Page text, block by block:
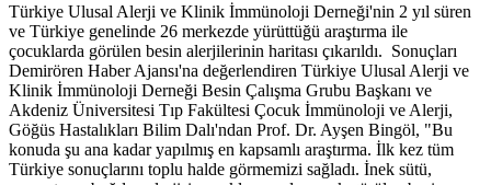
Türkiye Ulusal Alerji ve Klinik İmmünoloji Derneği'nin 2 yıl süren
ve Türkiye genelinde 26 merkezde yürüttüğü araştırma ile
çocuklarda görülen besin alerjilerinin haritası çıkarıldı. Sonuçları
Demirören Haber Ajansı'na değerlendiren Türkiye Ulusal Alerji ve
Klinik İmmünoloji Derneği Besin Çalışma Grubu Başkanı ve
Akdeniz Üniversitesi Tıp Fakültesi Çocuk İmmünoloji ve Alerji,
Göğüs Hastalıkları Bilim Dalı'ndan Prof. Dr. Ayşen Bingöl, "Bu
konuda şu ana kadar yapılmış en kapsamlı araştırma. İlk kez tüm
Türkiye sonuçlarını toplu halde görmemizi sağladı. İnek sütü,